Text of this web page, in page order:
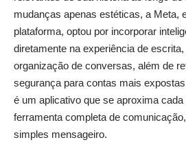
mudanças apenas estéticas, a Meta,
plataforma, optou por incorporar
diretamente na experiência de
organização de conversas, além de
segurança para contas mais
é um aplicativo que se aproxima
ferramenta completa de
simples mensageiro.